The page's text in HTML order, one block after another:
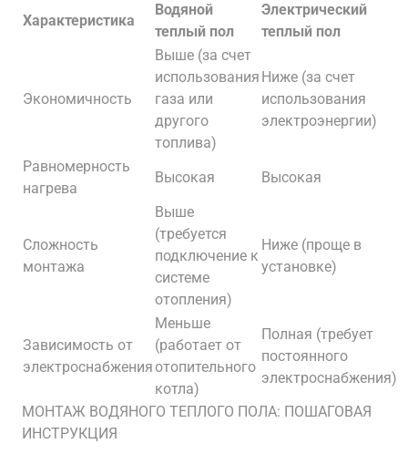
Характеристика
Водяной
теплый пол
Электрический
теплый пол
Экономичность
Выше (за счет
использования
газа или
другого
топлива)
Ниже (за счет
использования
электроэнергии)
Равномерность
нагрева
Высокая Высокая
Сложность
монтажа
Выше
(требуется
подключение к
системе
отопления)
Ниже (проще в
установке)
Зависимость от
электроснабжения
Меньше
(работает от
отопительного
котла)
Полная (требует
постоянного
электроснабжения)
МОНТАЖ ВОДЯНОГО ТЕПЛОГО ПОЛА: ПОШАГОВАЯ
ИНСТРУКЦИЯ